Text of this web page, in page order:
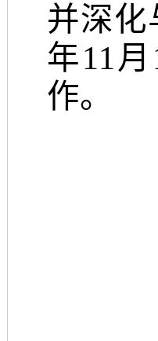
并深化
年11
作。